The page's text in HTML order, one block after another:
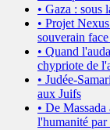
• Gaza : sous
• Projet
souverain
• Quand
chypriote de
• Judée-
aux Juifs
• De
l'humanité par